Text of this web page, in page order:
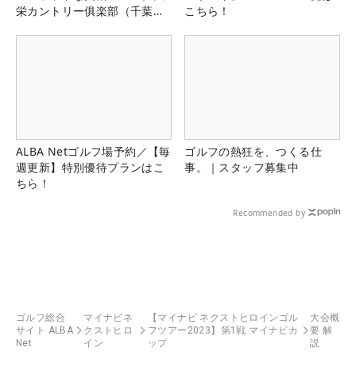
栄カントリー俱楽部（千葉
こちら！
ALBA Netゴルフ場予約／【毎
週更新】特別優待プランはこ
ちら！
ゴルフの熱狂を、つくる仕
事。｜スタッフ募集中
Recommended by
ゴルフ総合
サイト ALBA
Net
マイナビネ
クストヒロ
イン
【マイナビ ネクストヒロインゴル
フツアー2023】第1戦 マイナビカ
ップ
大会概
要 解
説